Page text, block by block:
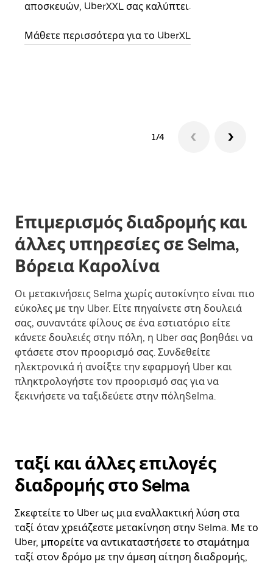
αποσκευών, UberXXL σας καλύπτει.
Μάθετε περισσότερα για το UberXL
1/4
Επιμερισμός διαδρομής και
άλλες υπηρεσίες σε Selma,
Βόρεια Καρολίνα
Οι μετακινήσεις Selma χωρίς αυτοκίνητο είναι πιο
εύκολες με την Uber. Είτε πηγαίνετε στη δουλειά
σας, συναντάτε φίλους σε ένα εστιατόριο είτε
κάνετε δουλειές στην πόλη, η Uber σας βοηθάει να
φτάσετε στον προορισμό σας. Συνδεθείτε
ηλεκτρονικά ή ανοίξτε την εφαρμογή Uber και
πληκτρολογήστε τον προορισμό σας για να
ξεκινήσετε να ταξιδεύετε στην πόληSelma.
ταξί και άλλες επιλογές
διαδρομής στο Selma
Σκεφτείτε το Uber ως μια εναλλακτική λύση στα
ταξί όταν χρειάζεστε μετακίνηση στην Selma. Με το
Uber, μπορείτε να αντικαταστήσετε το σταμάτημα
ταξί στον δρόμο με την άμεση αίτηση διαδρομής,